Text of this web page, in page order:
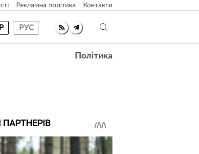
Рекламна політика Контакти
РУС
Політика